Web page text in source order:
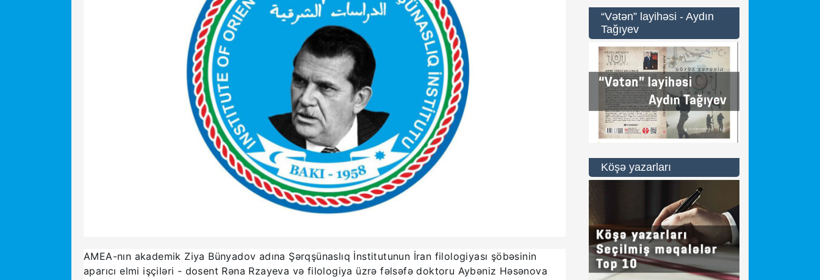
AMEA-nın akademik Ziya Bünyadov adına Şərqşünaslıq İnstitutunun İran filologiyası şöbəsinin
aparıcı elmi işçiləri - dosent Rəna Rzayeva və filologiya üzrə fəlsəfə doktoru Aybəniz Həsənova
“Vətən” layihəsi - Aydın
Tağıyev
Köşə yazarları